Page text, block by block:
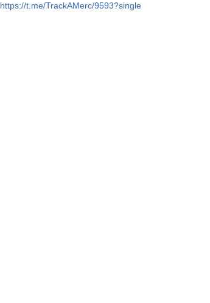
https://t.me/TrackAMerc/9593?single